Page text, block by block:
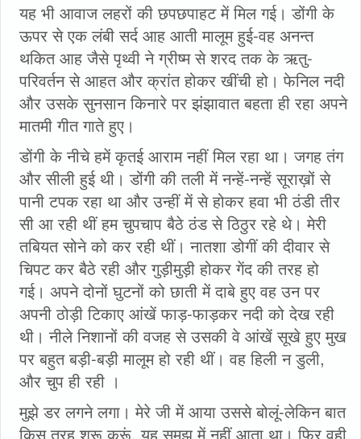
यह भी आवाज लहरों की छपछपाहट में मिल गई। डोंगी के
ऊपर से एक लंबी सर्द आह आती मालूम हुई-वह अनन्त
थकित आह जैसे पृथ्वी ने ग्रीष्म से शरद तक के ऋतु-
परिवर्तन से आहत और क्रांत होकर खींची हो। फेनिल नदी
और उसके सुनसान किनारे पर झंझावात बहता ही रहा अपने
मातमी गीत गाते हुए।
डोंगी के नीचे हमें कृतई आराम नहीं मिल रहा था। जगह तंग
और सीली हुई थी। डोंगी की तली में नन्‍हें-नन्हें सूराख़ों से
पानी टपक रहा था और उन्हीं में से होकर हवा भी ठंडी तीर
सी आ रही थीं हम चुपचाप बैठे ठंड से ठिठुर रहे थे। मेरी
तबियत सोने को कर रही थीं। नातशा डोगीं की दीवार से
चिपट कर बैठे रही और गुड़ीमुड़ी होकर गेंद की तरह हो
गई। अपने दोनों घुटनों को छाती में दाबे हुए वह उन पर
अपनी ठोड़ी टिकाए आंखें फाड़-फाड़कर नदी को देख रही
थी। नीले निशानों की वजह से उसकी वे आंखें सूखे हुए मुख
पर बहुत बड़ी-बड़ी मालूम हो रही थीं। वह हिली न डुली,
और चुप ही रही ।
मुझे डर लगने लगा। मेरे जी में आया उससे बोलूं-लेकिन बात
किस तरह शुरू करूं, यह समझ में नहीं आता था। फिर वही